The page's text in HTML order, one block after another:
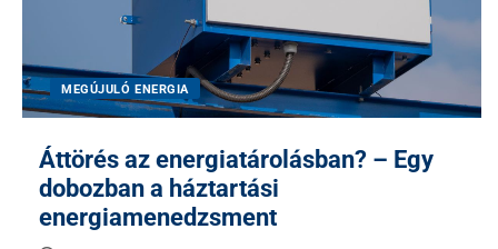
MEGÚJULÓ ENERGIA
Áttörés az energiatárolásban? – Egy
dobozban a háztartási
energiamenedzsment